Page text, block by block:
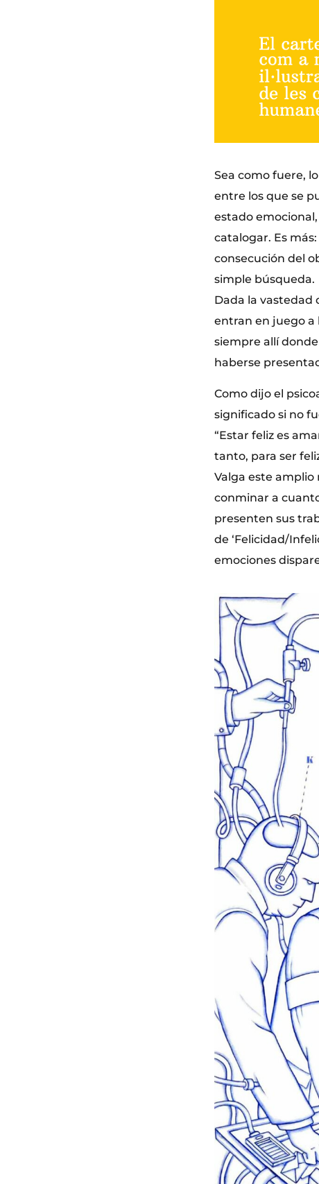
Sea como fuere,
entre los que se
estado
catalogar. Es
consecución del
simple búsqueda.
Dada la vastedad
entran en juego a
siempre allí
haberse
Como dijo el
significado si no
“Estar feliz es
tanto, para ser
Valga este
conminar a
presenten sus
de ‘Felicidad/
emociones